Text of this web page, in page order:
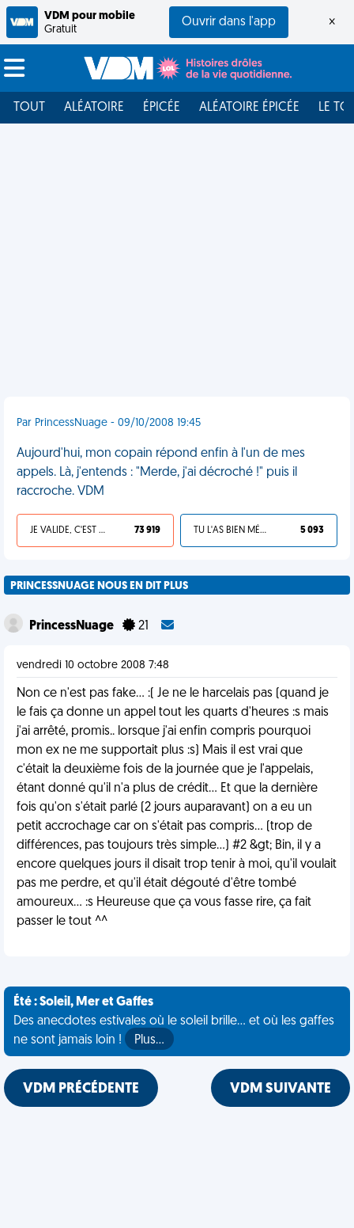
VDM pour mobile
Gratuit
Ouvrir dans l'app ×
TOUT ALÉATOIRE ÉPICÉE ALÉATOIRE ÉPICÉE LE
Par PrincessNuage - 09/10/2008 19:45
Aujourd'hui, mon copain répond enfin à l'un de mes
appels. Là, j'entends : "Merde, j'ai décroché !" puis il
raccroche. VDM
JE VALIDE, C'EST UNE VDM 73 919 TU L'AS BIEN MÉRITÉ 5 093
PRINCESSNUAGE NOUS EN DIT PLUS
PrincessNuage 21
vendredi 10 octobre 2008 7:48
Non ce n'est pas fake... :( Je ne le harcelais pas (quand je
le fais ça donne un appel tout les quarts d'heures :s mais
j'ai arrêté, promis.. lorsque j'ai enfin compris pourquoi
mon ex ne me supportait plus :s) Mais il est vrai que
c'était la deuxième fois de la journée que je l'appelais,
étant donné qu'il n'a plus de crédit... Et que la dernière
fois qu'on s'était parlé (2 jours auparavant) on a eu un
petit accrochage car on s'était pas compris... (trop de
différences, pas toujours très simple...) #2 &gt; Bin, il y a
encore quelques jours il disait trop tenir à moi, qu'il voulait
pas me perdre, et qu'il était dégouté d'être tombé
amoureux... :s Heureuse que ça vous fasse rire, ça fait
passer le tout ^^
Été : Soleil, Mer et Gaffes
Des anecdotes estivales où le soleil brille... et où les gaffes
ne sont jamais loin !
Plus…
VDM PRÉCÉDENTE VDM SUIVANTE